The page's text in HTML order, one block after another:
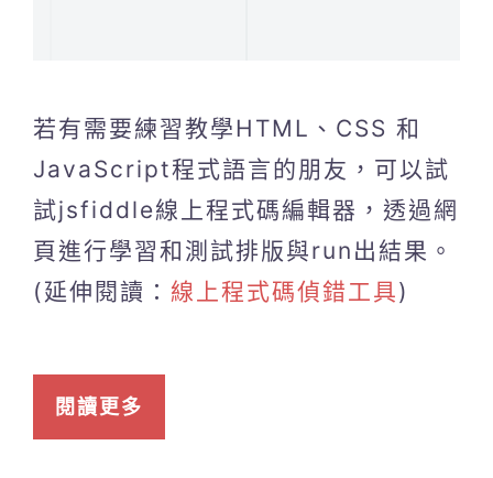
若有需要練習教學HTML、CSS 和
JavaScript程式語言的朋友，可以試
試jsfiddle線上程式碼編輯器，透過網
頁進行學習和測試排版與run出結果。
(延伸閱讀： 線上程式碼偵錯工具)
閱讀更多